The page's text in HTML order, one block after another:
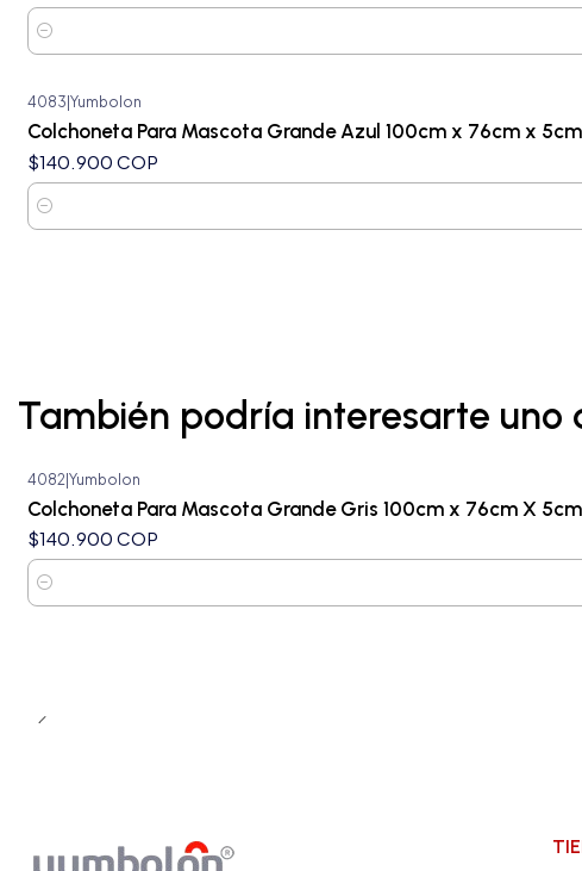
Cantidad
4083 Yumbolon
Colchoneta Para Mascota Grande Azul 100cm x 76cm x 5cm
$140.900 COP
Cantidad
También podría interesarte uno
4082 Yumbolon
Colchoneta Para Mascota Grande Gris 100cm x 76cm X 5cm
$140.900 COP
Cantidad